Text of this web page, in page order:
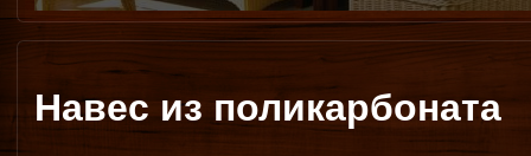
Навес из поликарбоната